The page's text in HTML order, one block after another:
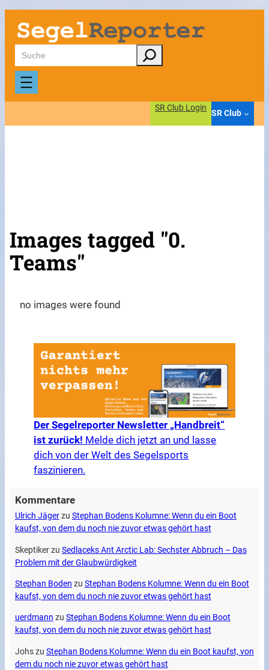
Suchen
SR Club Login
SR Club
Images tagged "0.
Teams"
no images were found
Der Segelreporter Newsletter „Handbreit“
ist zurück! Melde dich jetzt an und lasse
dich von der Welt des Segelsports
faszinieren.
Kommentare
Ulrich Jägerzu Stephan Bodens Kolumne: Wenn du ein Boot
kaufst, von dem du noch nie zuvor etwas gehört hast
Skeptikerzu Sedlaceks Ant Arctic Lab: Sechster Abbruch – Das
Problem mit der Glaubwürdigkeit
Stephan Boden zu Stephan Bodens Kolumne: Wenn du ein Boot
kaufst, von dem du noch nie zuvor etwas gehört hast
uerdmann zu Stephan Bodens Kolumne: Wenn du ein Boot
kaufst, von dem du noch nie zuvor etwas gehört hast
Johszu Stephan Bodens Kolumne: Wenn du ein Boot kaufst, von
dem du noch nie zuvor etwas gehört hast